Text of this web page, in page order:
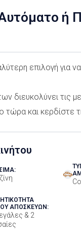
ή
επιλογή για
διευκολύνει τις
τώρα και κερδίστε
ΑΠΟΣΚΕΥΏΝ:
& 2